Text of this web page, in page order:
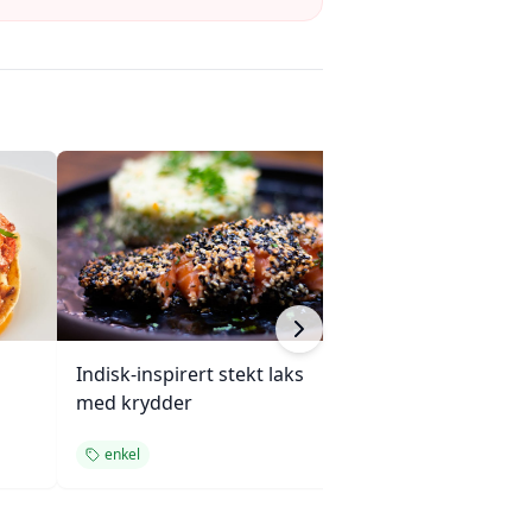
Indisk-inspirert stekt laks
med krydder
enkel